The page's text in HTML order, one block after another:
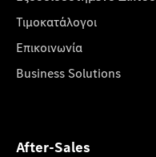
Τιμοκατάλογοι
Επικοινωνία
Business Solutions
After-Sales